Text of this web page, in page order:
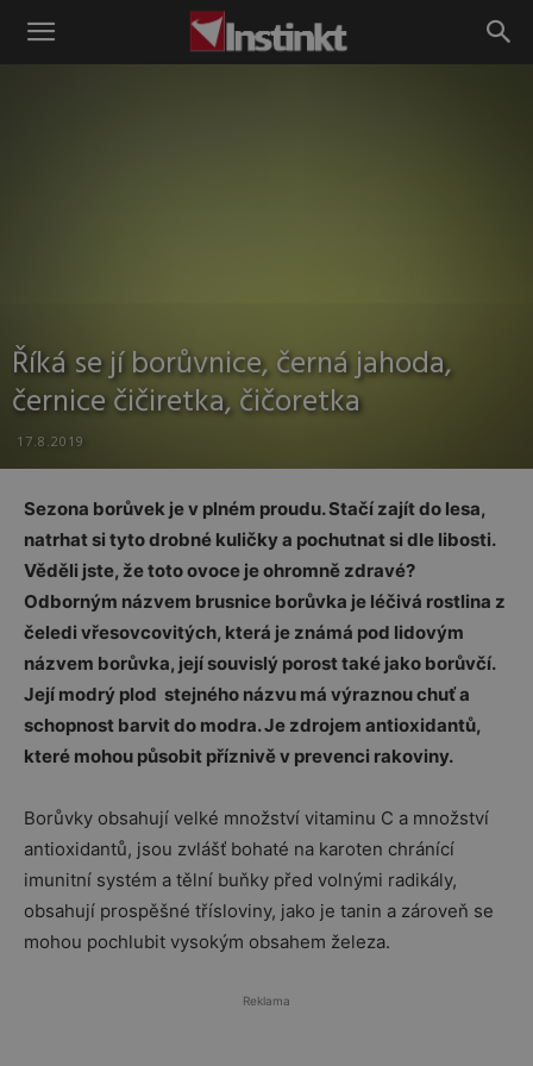
Instinkt
Říká se jí borůvnice, černá jahoda,
černice čičiretka, čičoretka
17.8.2019
Sezona borůvek je v plném proudu. Stačí zajít do lesa,
natrhat si tyto drobné kuličky a pochutnat si dle libosti.
Věděli jste, že toto ovoce je ohromně zdravé?
Odborným názvem brusnice borůvka je léčivá rostlina z
čeledi vřesovcovitých, která je známá pod lidovým
názvem borůvka, její souvislý porost také jako borůvčí.
Její modrý plod stejného názvu má výraznou chuť a
schopnost barvit do modra. Je zdrojem antioxidantů,
které mohou působit příznivě v prevenci rakoviny.
Borůvky obsahují velké množství vitaminu C a množství
antioxidantů, jsou zvlášť bohaté na karoten chránící
imunitní systém a tělní buňky před volnými radikály,
obsahují prospěšné třísloviny, jako je tanin a zároveň se
mohou pochlubit vysokým obsahem železa.
Reklama